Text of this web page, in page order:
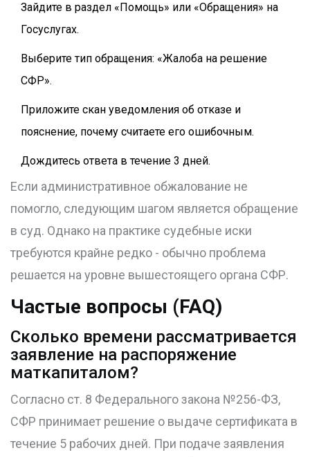
Зайдите в раздел «Помощь» или «Обращения» на
Госуслугах.
Выберите тип обращения: «Жалоба на решение
СФР».
Приложите скан уведомления об отказе и
пояснение, почему считаете его ошибочным.
Дождитесь ответа в течение 3 дней.
Если административное обжалование не
помогло, следующим шагом является обращение
в суд. Однако на практике судебные иски
требуются крайне редко - обычно проблема
решается на уровне вышестоящего органа СФР.
Частые вопросы (FAQ)
Сколько времени рассматривается
заявление на распоряжение
маткапиталом?
Согласно ст. 8 Федерального закона №256-ФЗ,
СФР принимает решение о выдаче сертификата в
течение 5 рабочих дней. При подаче заявления